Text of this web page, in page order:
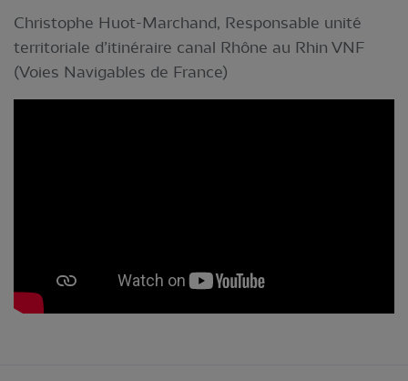
Christophe Huot-Marchand, Responsable unité
territoriale d’itinéraire canal Rhône au Rhin VNF
(Voies Navigables de France)